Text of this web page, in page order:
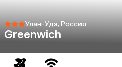
Улан-Удэ, Россия
Greenwich